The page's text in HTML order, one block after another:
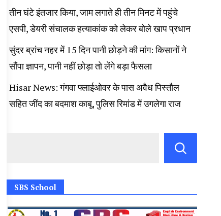
तीन घंटे इंतजार किया, जाम लगाते ही तीन मिनट में पहुंचे
एसपी, डेयरी संचालक हत्याकांक को लेकर बोले खाप प्रधान
सुंदर ब्रांच नहर में 15 दिन पानी छोड़ने की मांग: किसानों ने
सौंपा ज्ञापन, पानी नहीं छोड़ा तो लेंगे बड़ा फैसला
Hisar News: गंगवा फ्लाईओवर के पास अवैध पिस्तौल
सहित जींद का बदमाश काबू, पुलिस रिमांड में उगलेगा राज
SBS School